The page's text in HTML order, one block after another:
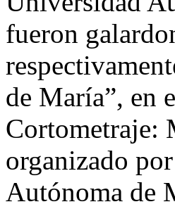
fueron
de María”, en
Cortometraje:
organizado
Autónoma de